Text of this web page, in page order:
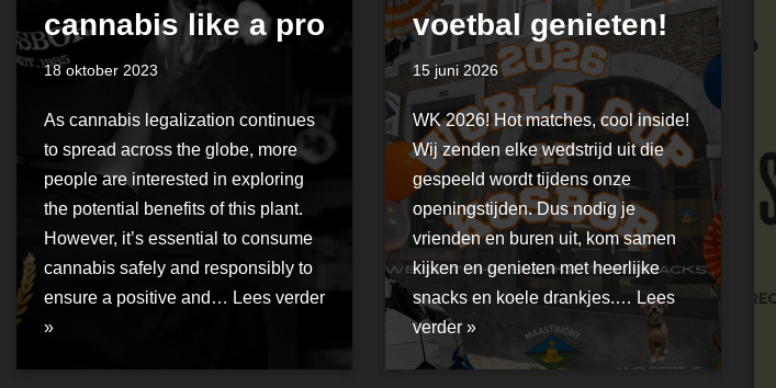
cannabis like a pro
18 oktober 2023
As cannabis legalization continues
to spread across the globe, more
people are interested in exploring
the potential benefits of this plant.
However, it’s essential to consume
cannabis safely and responsibly to
ensure a positive and… Lees verder
»
voetbal genieten!
15 juni 2026
WK 2026! Hot matches, cool inside!
Wij zenden elke wedstrijd uit die
gespeeld wordt tijdens onze
openingstijden. Dus nodig je
vrienden en buren uit, kom samen
kijken en genieten met heerlijke
snacks en koele drankjes.… Lees
verder »